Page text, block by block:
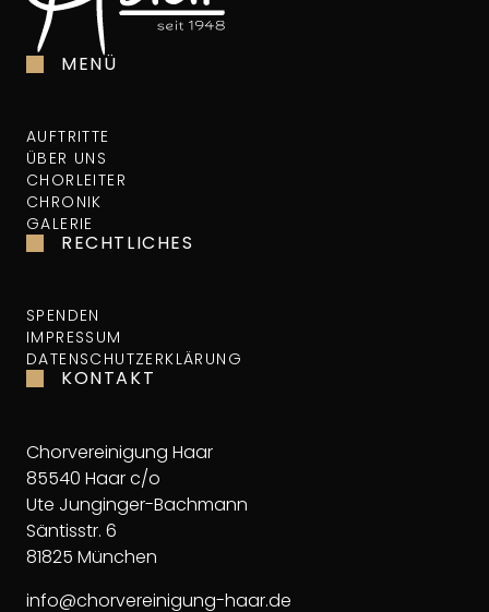
MENÜ
AUFTRITTE
ÜBER UNS
CHORLEITER
CHRONIK
GALERIE
RECHTLICHES
SPENDEN
IMPRESSUM
DATENSCHUTZERKLÄRUNG
KONTAKT
Chorvereinigung Haar
85540 Haar c/o
Ute Junginger-Bachmann
Säntisstr. 6
81825 München
info@chorvereinigung-haar.de